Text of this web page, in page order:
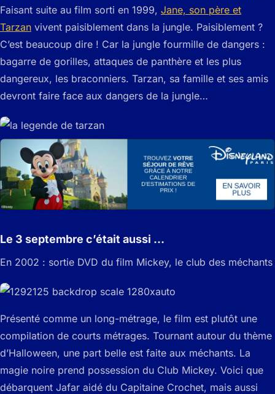
Faisant suite au film sorti en 1999, Jane, son père et
Tarzan vivent paisiblement dans la jungle. Paisiblement ?
C’est beaucoup dire ! Car la jungle fourmille de dangers :
bagarre de gorilles, attaques de panthère et les plus
dangereux, les braconniers. Tarzan, sa famille et ses amis
devront faire face aux dangers de la jungle…
Le 3 septembre c’était aussi …
En 2002 : sortie DVD du film Mickey, le club des méchants
Présenté comme un long-métrage, le film est plutôt une
compilation de courts métrages. Tournant autour du thème
d’Halloween, une part belle est faite aux méchants. La
magie noire prend possession du Club Mickey. Voici que
débarquent Jafar aidé du Capitaine Crochet, mais aussi